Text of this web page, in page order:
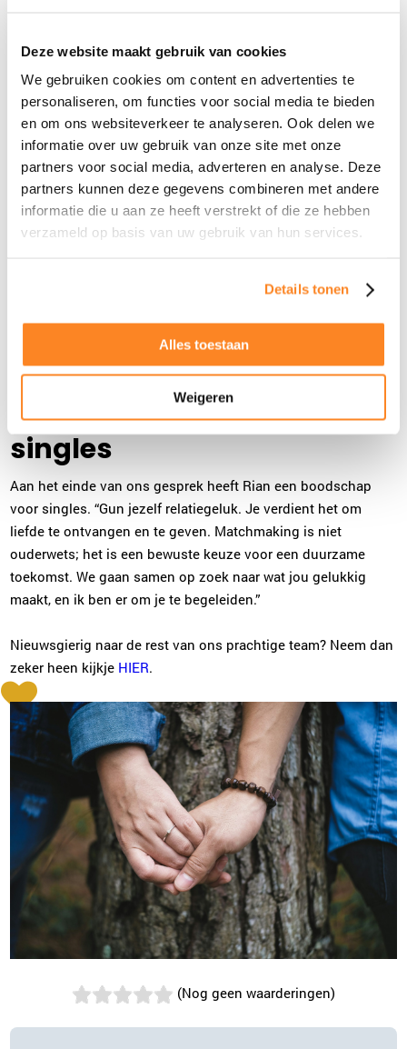
Deze website maakt gebruik van cookies
We gebruiken cookies om content en advertenties te
personaliseren, om functies voor social media te bieden
en om ons websiteverkeer te analyseren. Ook delen we
informatie over uw gebruik van onze site met onze
partners voor social media, adverteren en analyse. Deze
partners kunnen deze gegevens combineren met andere
informatie die u aan ze heeft verstrekt of die ze hebben
verzameld op basis van uw gebruik van hun services.
Details tonen
Alles toestaan
Weigeren
Waarom matchmaking
een prachtig beroep is
Rian’s werk is meer dan alleen koppelen; het is het creëren
van verbindingen die levens veranderen. Ze moedigt anderen
aan om een carrière in matchmaking te overwegen. “Je helpt
mensen het mooiste cadeau te vinden: liefde. Het is intens,
Ze beschrijft hoe haar dagen gevuld zijn met gesprekken,
je weet dat je een blijvende impact maakt. Dat is
onbetaalbaar.”
Een uitnodiging aan
singles
Aan het einde van ons gesprek heeft Rian een boodschap
voor singles. “Gun jezelf relatiegeluk. Je verdient het om
liefde te ontvangen en te geven. Matchmaking is niet
ouderwets; het is een bewuste keuze voor een duurzame
toekomst. We gaan samen op zoek naar wat jou gelukkig
maakt, en ik ben er om je te begeleiden.”
Nieuwsgierig naar de rest van ons prachtige team? Neem dan
zeker heen kijkje HIER.
(Nog geen waarderingen)